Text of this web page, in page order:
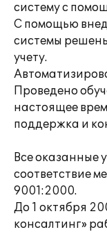
систему с
С помощью
системы
учету.
Проведено
настоящее
поддержка и
Все оказанные
соответствие
9001:2000.
До 1 октября
консалтинг»